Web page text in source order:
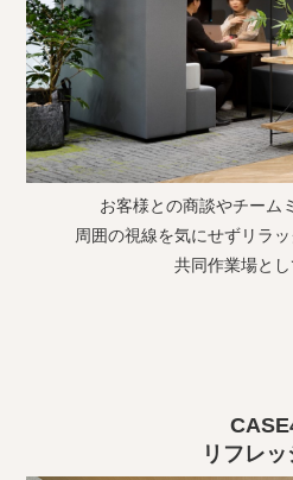
お客様との商談やチーム
周囲の視線を気にせずリラ
共同作業場と
リフレッ